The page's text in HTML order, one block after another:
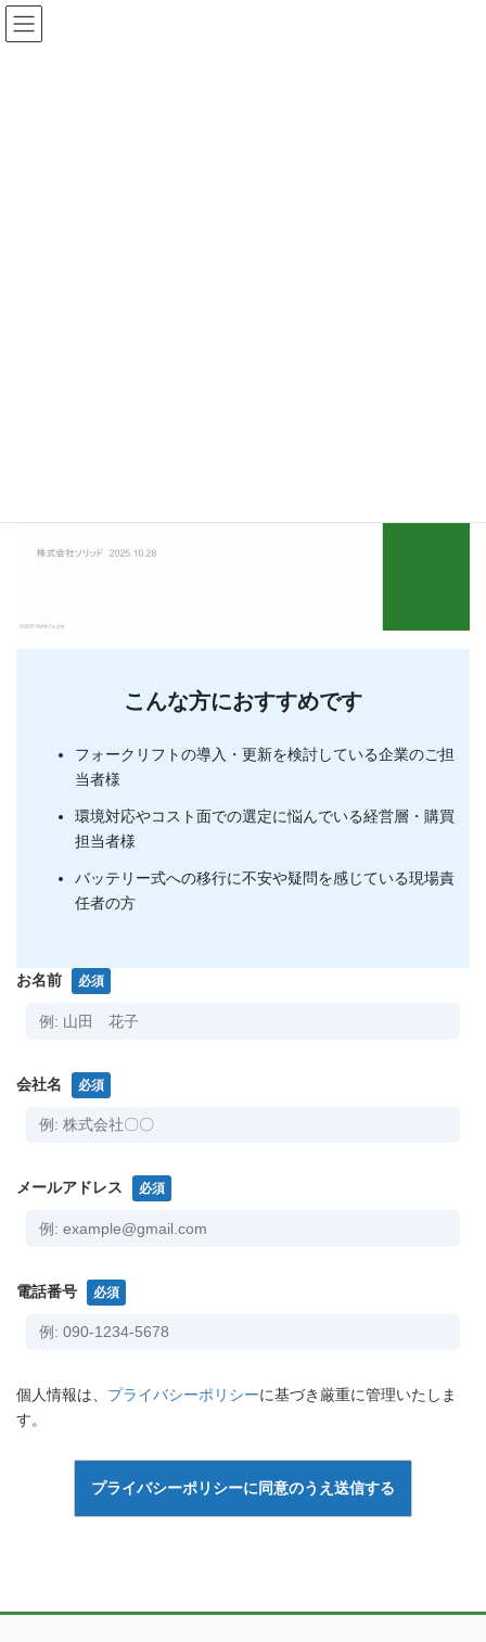
こんな方におすすめです
フォークリフトの導入・更新を検討している企業のご担
当者様
環境対応やコスト面での選定に悩んでいる経営層・購買
担当者様
バッテリー式への移行に不安や疑問を感じている現場責
任者の方
お名前 必須
会社名 必須
メールアドレス 必須
電話番号 必須
個人情報は、 プライバシーポリシーに基づき厳重に管理いたしま
す。